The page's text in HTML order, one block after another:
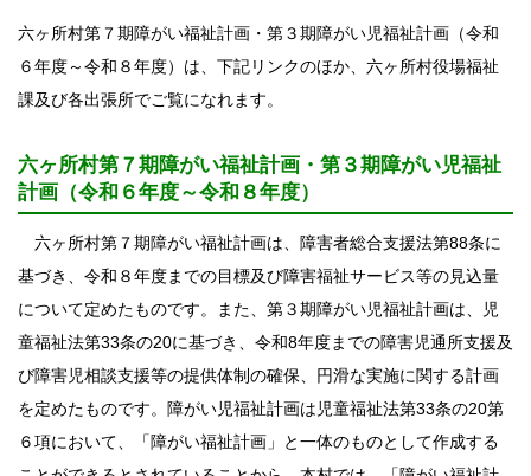
六ヶ所村第７期障がい福祉計画・第３期障がい児福祉計画（令和
６年度～令和８年度）は、下記リンクのほか、六ヶ所村役場福祉
課及び各出張所でご覧になれます。
六ヶ所村第７期障がい福祉計画・第３期障がい児福祉
計画（令和６年度～令和８年度）
六ヶ所村第７期障がい福祉計画は、障害者総合支援法第88条に
基づき、令和８年度までの目標及び障害福祉サービス等の見込量
について定めたものです。また、第３期障がい児福祉計画は、児
童福祉法第33条の20に基づき、令和8年度までの障害児通所支援及
び障害児相談支援等の提供体制の確保、円滑な実施に関する計画
を定めたものです。障がい児福祉計画は児童福祉法第33条の20第
６項において、「障がい福祉計画」と一体のものとして作成する